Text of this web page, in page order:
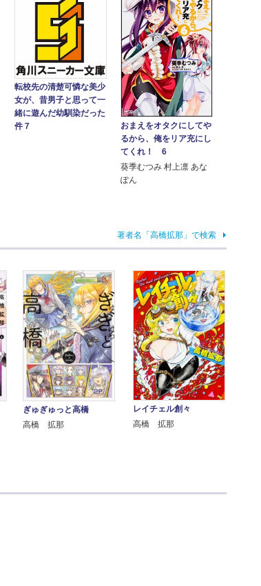
転校先の清楚可憐な美少
女が、昔男子と思って一
緒に遊んだ幼馴染だった
件７
おまえをオタクにしてや
るから、俺をリア充にし
てくれ！ 6
葵季むつみ 村上凛 あな
ぽん
著者名「高橋拡那」で検索
ぎゅぎゅっと高橋
高橋 拡那
レイチェル創々
高橋 拡那